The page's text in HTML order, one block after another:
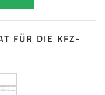
FÜR DIE KFZ-